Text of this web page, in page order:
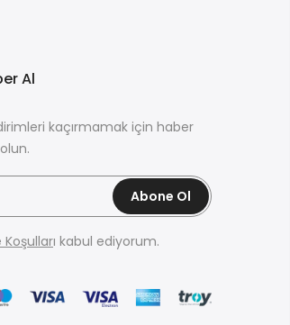
Al
kaçırmamak için haber
Abone Ol
Koşulları kabul ediyorum.